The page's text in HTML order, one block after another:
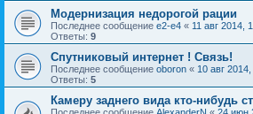
Модернизация недорогой рации
Последнее сообщение e2-e4 « 11 авг 2014,
Ответы: 9
Спутниковый интернет ! Связь!
Последнее сообщение oboron « 10 авг
Ответы: 5
Камеру заднего вида кто-нибудь